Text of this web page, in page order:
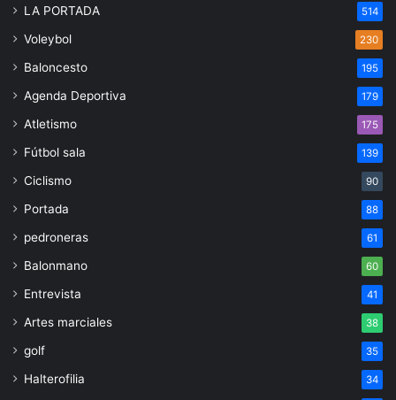
LA PORTADA 514
Voleybol 230
Baloncesto 195
Agenda Deportiva 179
Atletismo 175
Fútbol sala 139
Ciclismo 90
Portada 88
pedroneras 61
Balonmano 60
Entrevista 41
Artes marciales 38
golf 35
Halterofilia 34